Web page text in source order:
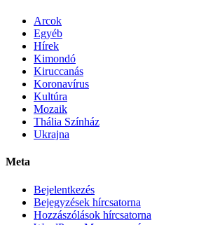
Arcok
Egyéb
Hírek
Kimondó
Kiruccanás
Koronavírus
Kultúra
Mozaik
Thália Színház
Ukrajna
Meta
Bejelentkezés
Bejegyzések hírcsatorna
Hozzászólások hírcsatorna